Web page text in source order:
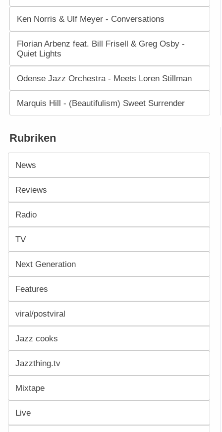
Ken Norris & Ulf Meyer - Conversations
Florian Arbenz feat. Bill Frisell & Greg Osby -
Quiet Lights
Odense Jazz Orchestra - Meets Loren Stillman
Marquis Hill - (Beautifulism) Sweet Surrender
Rubriken
News
Reviews
Radio
TV
Next Generation
Features
viral/postviral
Jazz cooks
Jazzthing.tv
Mixtape
Live